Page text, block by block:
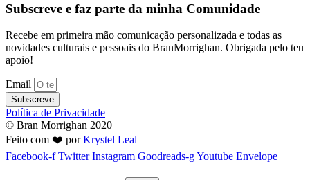
Subscreve e faz parte da minha Comunidade
Recebe em primeira mão comunicação personalizada e todas as
novidades culturais e pessoais do BranMorrighan. Obrigada pelo teu
apoio!
Email
Subscreve
Política de Privacidade
© Bran Morrighan 2020
Feito com ❤️ porKrystel Leal
Facebook-f Twitter Instagram Goodreads-gYoutube Envelope